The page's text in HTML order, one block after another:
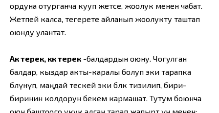
ордуна отурганча кууп жетсе, жоолук менен чабат.
Жетпей калса, тегерете айланып жоолукту таштап
оюнду улантат.
Ак терек, көк терек -балдардын оюну. Чогулган
балдар, кыздар акты-каралы болуп эки тарапка
бөлүнүп, маңдай тескей эки бөлөк тизилип, бири-
биринин колдорун бекем кармашат. Тутум боюнча